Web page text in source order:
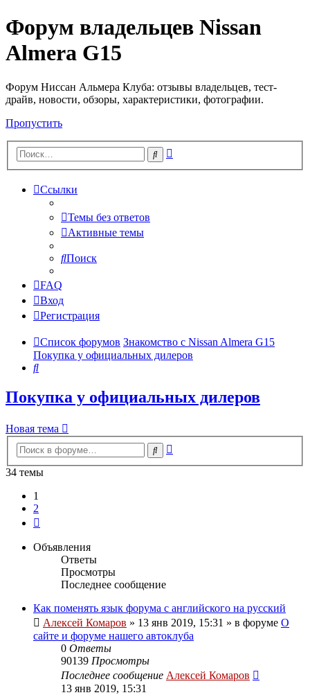
Форум владельцев Nissan
Almera G15
Форум Ниссан Альмера Клуба: отзывы владельцев, тест-
драйв, новости, обзоры, характеристики, фотографии.
Пропустить
Поиск
Ссылки
Темы без ответов
Активные темы
Поиск
FAQ
Вход
Регистрация
Список форумов Знакомство с Nissan Almera G15
Покупка у официальных дилеров
Поиск
Покупка у официальных дилеров
Новая тема
Поиск
34 темы
1
2
Объявления
Ответы
Просмотры
Последнее сообщение
Как поменять язык форума с английского на русский
Алексей Комаров » 13 янв 2019, 15:31 » в форуме О
сайте и форуме нашего автоклуба
0 Ответы
90139 Просмотры
Последнее сообщение Алексей Комаров
13 янв 2019, 15:31